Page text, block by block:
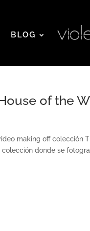
BLOG
of the
making off colección
donde se